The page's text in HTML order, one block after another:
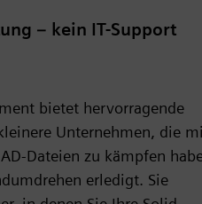
– kein IT-Support
bietet hervorragende
Unternehmen, die
Dateien zu kämpfen
erledigt. Sie